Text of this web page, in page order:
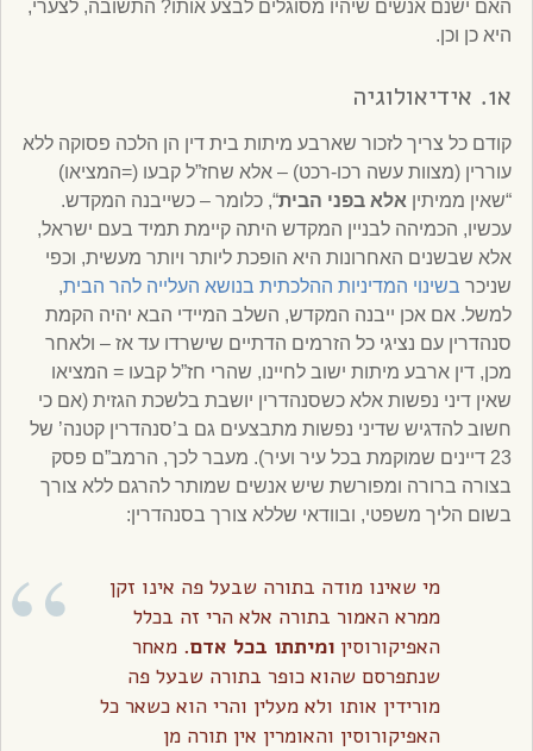
האם ישנם אנשים שיהיו מסוגלים לבצע אותו? התשובה, לצערי,
היא כן וכן.
א1. אידיאולוגיה
קודם כל צריך לזכור שארבע מיתות בית דין הן הלכה פסוקה ללא
עוררין (מצוות עשה רכו-רכט) – אלא שחז”ל קבעו (=המציאו)
“שאין ממיתין אלא בפני הבית“, כלומר – כשייבנה המקדש.
עכשיו, הכמיהה לבניין המקדש היתה קיימת תמיד בעם ישראל,
אלא שבשנים האחרונות היא הופכת ליותר ויותר מעשית, וכפי
שניכר בשינוי המדיניות ההלכתית בנושא העלייה להר הבית,
למשל. אם אכן ייבנה המקדש, השלב המיידי הבא יהיה הקמת
סנהדרין עם נציגי כל הזרמים הדתיים שישרדו עד אז – ולאחר
מכן, דין ארבע מיתות ישוב לחיינו, שהרי חז”ל קבעו = המציאו
שאין דיני נפשות אלא כשסנהדרין יושבת בלשכת הגזית (אם כי
חשוב להדגיש שדיני נפשות מתבצעים גם ב’סנהדרין קטנה’ של
23 דיינים שמוקמת בכל עיר ועיר). מעבר לכך, הרמב”ם פסק
בצורה ברורה ומפורשת שיש אנשים שמותר להרגם ללא צורך
בשום הליך משפטי, ובוודאי שללא צורך בסנהדרין:
מי שאינו מודה בתורה שבעל פה אינו זקן
ממרא האמור בתורה אלא הרי זה בכלל
האפיקורוסיןומיתתו בכל אדם. מאחר
שנתפרסם שהוא כופר בתורה שבעל פה
מורידין אותו ולא מעלין והרי הוא כשאר כל
האפיקורוסין והאומרין אין תורה מן